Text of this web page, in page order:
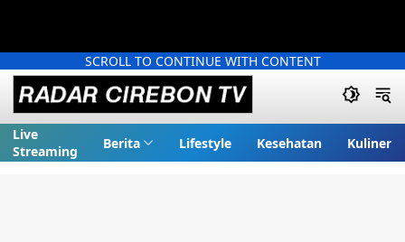
SCROLL TO CONTINUE WITH CONTENT
Live
Streaming
Berita Lifestyle Kesehatan Kuliner